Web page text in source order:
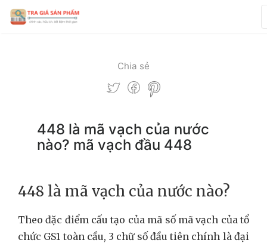
Chia sẻ
448 là mã vạch của nước
nào? mã vạch đầu 448
448 là mã vạch của nước nào?
Theo đặc điểm cấu tạo của mã số mã vạch của tổ
chức GS1 toàn cầu, 3 chữ số đầu tiên chính là đại